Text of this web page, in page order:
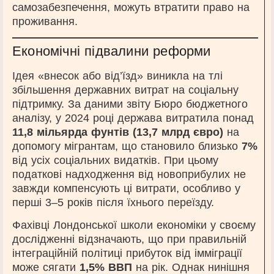
самозабезпечення, можуть втратити право на
проживання.
Економічні підвалини реформи
Ідея «внесок або від’їзд» виникла на тлі
збільшення державних витрат на соціальну
підтримку. За даними звіту Бюро бюджетного
аналізу, у 2024 році держава витратила понад
11,8 мільярда фунтів (13,7 млрд євро) на
допомогу мігрантам, що становило близько 7%
від усіх соціальних видатків. При цьому
податкові надходження від новоприбулих не
завжди компенсують ці витрати, особливо у
перші 3–5 років після їхнього переїзду.
Фахівці Лондонської школи економіки у своєму
дослідженні відзначають, що при правильній
інтеграційній політиці прибуток від імміграції
може сягати 1,5% ВВП на рік. Однак нинішня